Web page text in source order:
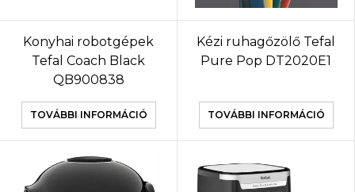
Konyhai robotgépek
Tefal Coach Black
QB900838
TOVÁBBI INFORMÁCIÓ
Kézi ruhagőzölő Tefal
Pure Pop DT2020E1
TOVÁBBI INFORMÁCIÓ